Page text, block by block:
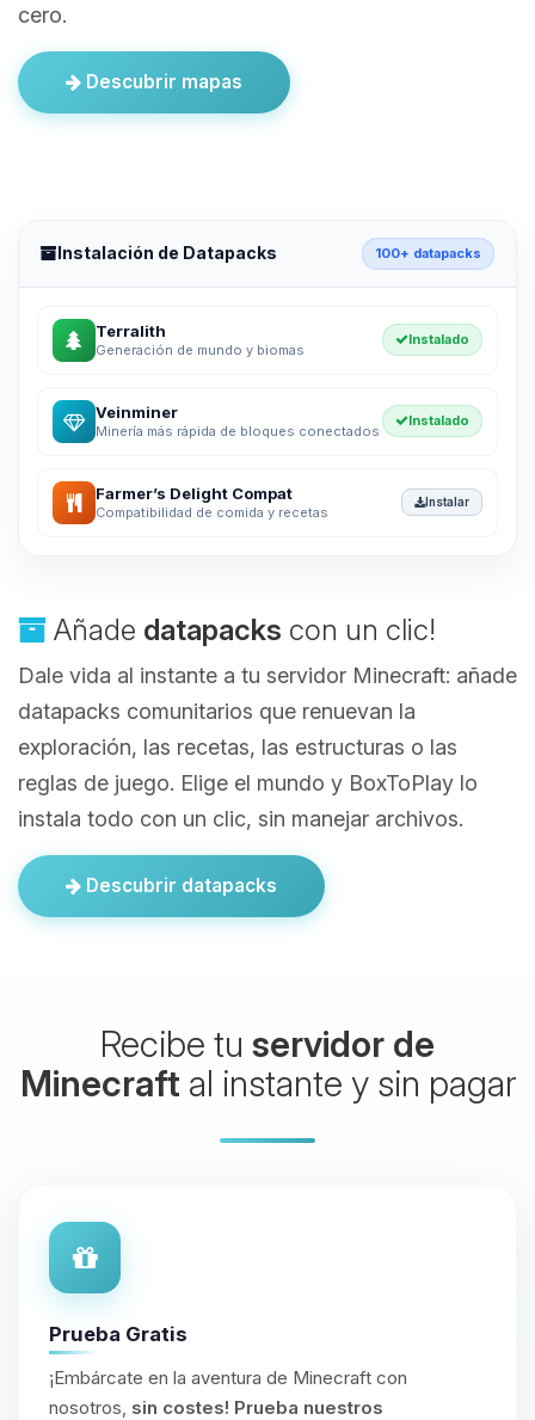
cero.
Descubrir mapas
Instalación de Datapacks 100+ datapacks
Terralith
Generación de mundo y biomas
Instalado
Veinminer
Minería más rápida de bloques conectados
Instalado
Farmer’s Delight Compat
Compatibilidad de comida y recetas
Instalar
Añade datapacks con un clic!
Dale vida al instante a tu servidor Minecraft: añade
datapacks comunitarios que renuevan la
exploración, las recetas, las estructuras o las
reglas de juego. Elige el mundo y BoxToPlay lo
instala todo con un clic, sin manejar archivos.
Descubrir datapacks
Recibe tu servidor de
Minecraft al instante y sin pagar
Prueba Gratis
¡Embárcate en la aventura de Minecraft con
nosotros, sin costes! Prueba nuestros